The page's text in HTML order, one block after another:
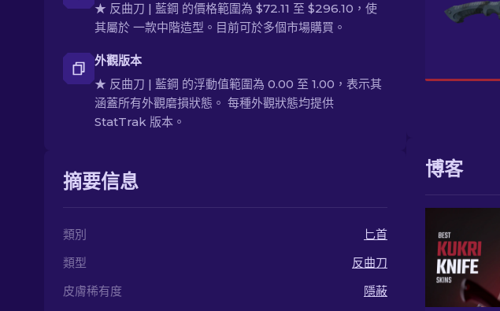
★ 反曲刀 | 藍鋼 的價格範圍為 $72.11 至 $296.10，使
其屬於 一款中階造型。目前可於多個市場購買。
外觀版本
★ 反曲刀 | 藍鋼 的浮動值範圍為 0.00 至 1.00，表示其
涵蓋所有外觀磨損狀態。 每種外觀狀態均提供
StatTrak 版本。
摘要信息
類別
匕首
類型
反曲刀
皮膚稀有度
隱蔽
博客